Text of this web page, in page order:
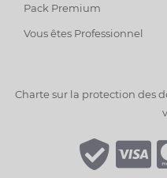
Pack Premium
Vous êtes Professionnel
Charte sur la protection des